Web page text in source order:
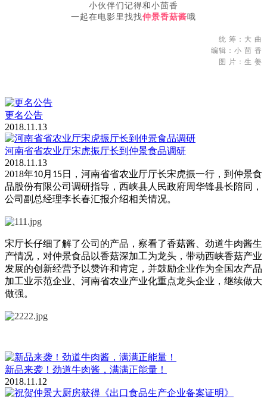
小伙伴们记得和小茴香
一起在电影里找找仲景香菇酱哦
统 筹：大 曲
编辑：小 茴 香
图 片：生 姜
更名公告
2018.11.13
河南省省农业厅宋虎振厅长到仲景食品调研
2018.11.13
2018年10月 15日，河南省省农业厅厅长宋虎振一行，到仲景食
品股份有限公司调研指导，西峡县人民政府周华锋县长陪同，
公司副总经理李长春汇报介绍相关情况。
宋厅长仔细了解了公司的产品，察看了香菇酱、劲道牛肉酱生
产情况，对仲景食品以香菇深加工为龙头，带动西峡香菇产业
发展的创新经营予以赞许和肯定，并鼓励企业作为全国农产品
加工业示范企业、河南省农业产业化重点龙头企业，继续做大
做强。
新品来袭！劲道牛肉酱，满满正能量！
2018.11.12